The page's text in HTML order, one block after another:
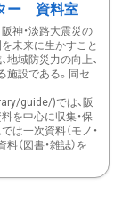
ー 資料室
神・淡路大震災の
未来に生かすこと
地域防災力の向上、
施設である。同セ
guide/)では、阪
を中心に収集・保
は一次資料（モノ・
料（図書・雑誌）を